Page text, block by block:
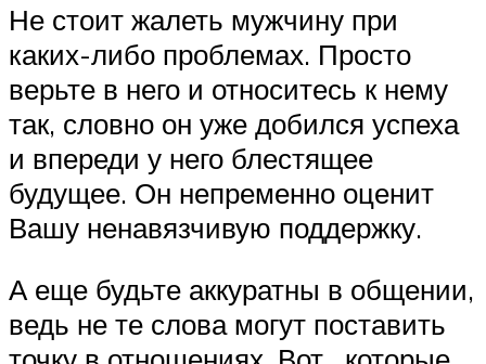
Не стоит жалеть мужчину при
каких-либо проблемах. Просто
верьте в него и относитесь к нему
так, словно он уже добился успеха
и впереди у него блестящее
будущее. Он непременно оценит
Вашу ненавязчивую поддержку.
А еще будьте аккуратны в общении,
ведь не те слова могут поставить